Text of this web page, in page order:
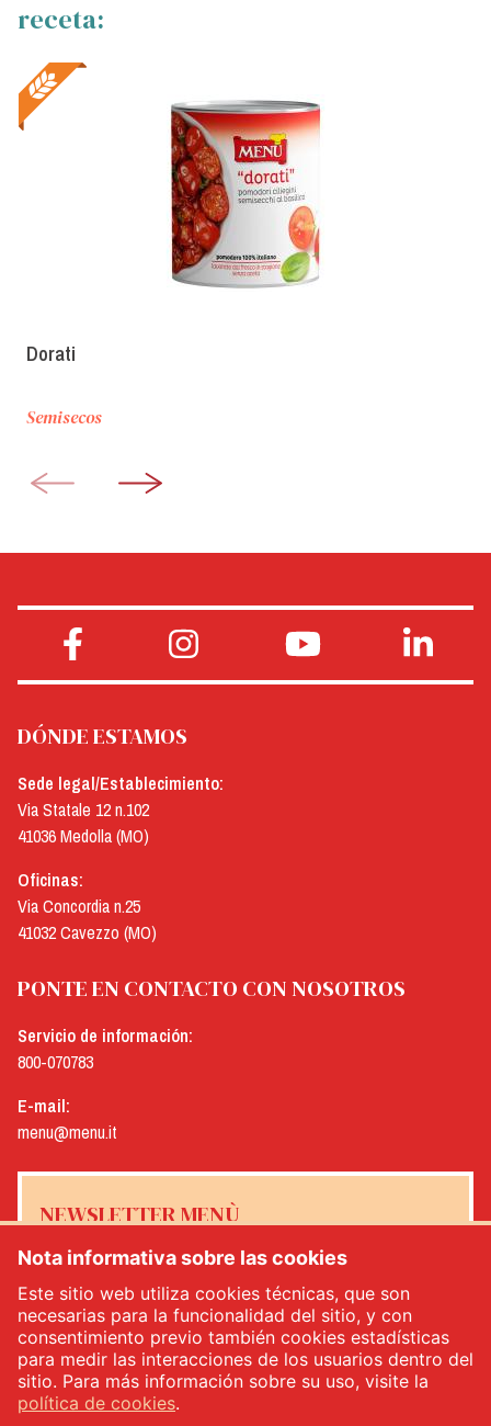
receta:
Dorati
Semisecos
DÓNDE ESTAMOS
Sede legal/Establecimiento:
Via Statale 12 n.102
41036 Medolla (MO)
Oficinas:
Via Concordia n.25
41032 Cavezzo (MO)
PONTE EN CONTACTO CON NOSOTROS
Servicio de información:
800-070783
E-mail:
menu@menu.it
NEWSLETTER MENÙ
Sí, me gustaría recibir el boletín de noticias de Menù*
INSCRÍBETE
Nota informativa sobre las cookies
Este sitio web utiliza cookies técnicas, que son
necesarias para la funcionalidad del sitio, y con
consentimiento previo también cookies estadísticas
para medir las interacciones de los usuarios dentro del
sitio. Para más información sobre su uso, visite la
política de cookies.